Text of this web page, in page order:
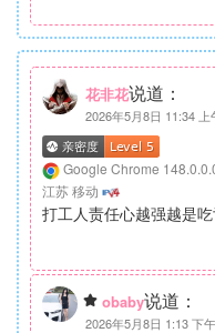
花非花说道：
2026年5月8日 11:34 上
Google Chrome
江苏 移动
打工人责任心越强越是
obaby说道：
2026年5月8日 1:13 下午